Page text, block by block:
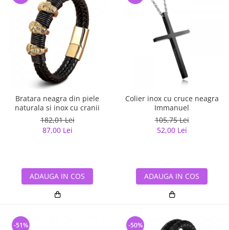
Bratara neagra din piele
naturala si inox cu cranii
182,01 Lei
87,00 Lei
ADAUGA IN COS
Colier inox cu cruce neagra
Immanuel
105,75 Lei
52,00 Lei
ADAUGA IN COS
-51% -50%